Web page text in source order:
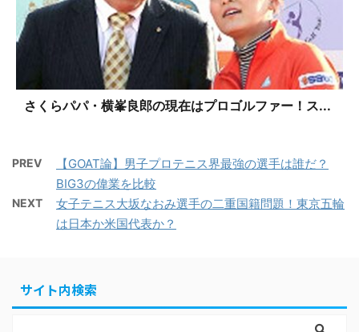
さくらパパ・横峯良郎の現在はプロゴルファー！ス...
PREV
【GOAT論】男子プロテニス界最強の選手は誰だ？
BIG3の偉業を比較
NEXT
女子テニス大坂なおみ選手の二重国籍問題！東京五輪
は日本か米国代表か？
サイト内検索